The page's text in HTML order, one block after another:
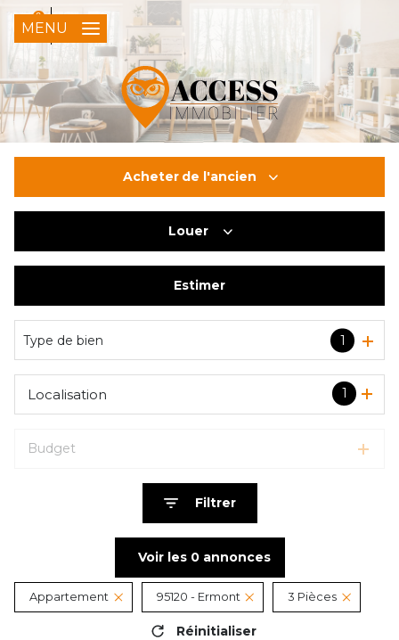
0
FR
MENU
Acheter de l'ancien
Du neuf
Louer
Estimer
Type de bien 1
1
Localisation
Budget
Filtrer
Voir les 0annonces
Appartement 95120 - Ermont 3 Pièces
Réinitialiser